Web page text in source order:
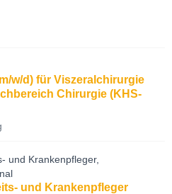
w/d) für Viszeralchirurgie
Chirurgie (KHS-
und Krankenpfleger,
und Krankenpfleger